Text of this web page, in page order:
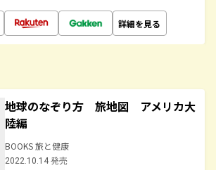
詳細を見る
地球のなぞり方 旅地図 アメリカ大
陸編
BOOKS 旅と健康
2022.10.14 発売